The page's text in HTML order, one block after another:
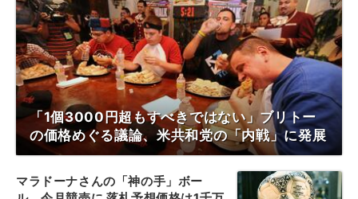
「1個3000円超もすべきではない」ブリトー
の価格めぐる議論、米共和党の「内戦」に発展
マラドーナさんの「神の手」ボー